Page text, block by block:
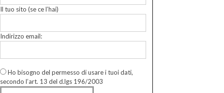
Il tuo sito (se ce l’hai)
Indirizzo email:
Ho bisogno del permesso di usare i tuoi dati,
secondo l’art. 13 del d.lgs 196/2003